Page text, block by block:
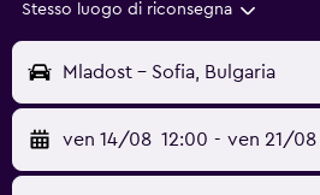
Stesso luogo di riconsegna
Mladost - Sofia, Bulgaria
ven 14/08 12:00 - ven 21/08